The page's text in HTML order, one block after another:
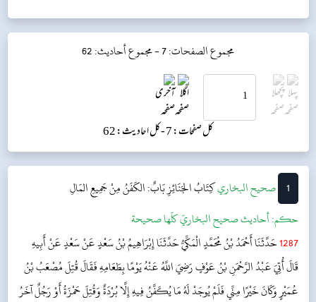
مجموع الصفحات: 7 - مجموع أحاديث: 62
کل صفحات: 7 - کل احادیث: 62
1 ‌‌صحيح البخاريكِتَابُ الجَنَائِزِبَابٌ: الكَفَنُ مِنْ جَمِيعِ المَالِ
حکم:أحاديث صحيح البخاريّ كلّها صحيحة
1287حَدَّثَنَا أَحْمَدُ بْنُ مُحَمَّدٍ الْمَكِّيُّ حَدَّثَنَا إِبْرَاهِيمُ بْنُ سَعْدٍ عَنْ سَعْدٍ عَنْ أَبِيهِ
قَالَ أُتِيَ عَبْدُ الرَّحْمَنِ بْنُ عَوْفٍ رَضِيَ اللَّهُ عَنْهُ يَوْمًا بِطَعَامِهِ فَقَالَ قُتِلَ مُصْعَبُ بْنُ
عُمَيْرٍ وَكَانَ خَيْرًا مِنِّي فَلَمْ يُوجَدْ لَهُ مَا يُكَفَّنُ فِيهِ إِلَّا بُرْدَةٌ وَقُتِلَ حَمْزَةُ أَوْ رَجُلٌ آخَرُ